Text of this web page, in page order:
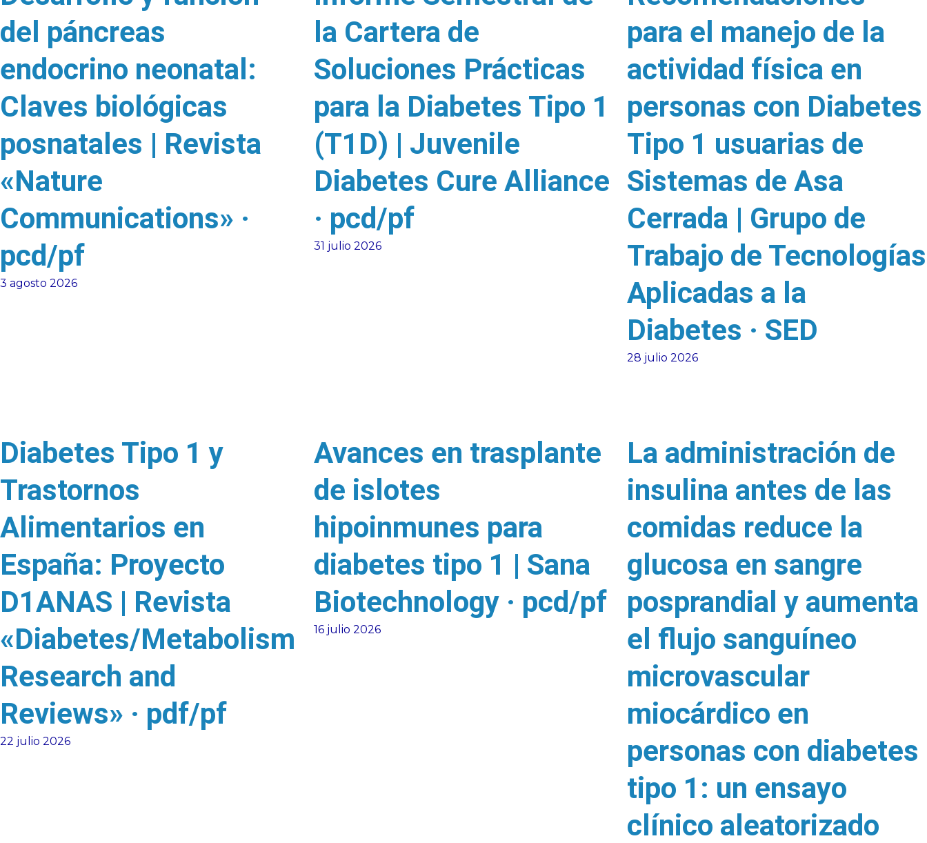
del páncreas
endocrino neonatal:
Claves biológicas
posnatales | Revista
«Nature
Communications» ·
pcd/pf
3 agosto 2026
la Cartera de
Soluciones Prácticas
para la Diabetes Tipo 1
(T1D) | Juvenile
Diabetes Cure Alliance
· pcd/pf
31 julio 2026
para el manejo de la
actividad física en
personas con Diabetes
Tipo 1 usuarias de
Sistemas de Asa
Cerrada | Grupo de
Trabajo de Tecnologías
Aplicadas a la
Diabetes · SED
28 julio 2026
Diabetes Tipo 1 y
Trastornos
Alimentarios en
España: Proyecto
D1ANAS | Revista
«Diabetes/Metabolism
Research and
Reviews» · pdf/pf
22 julio 2026
Avances en trasplante
de islotes
hipoinmunes para
diabetes tipo 1 | Sana
Biotechnology · pcd/pf
16 julio 2026
La administración de
insulina antes de las
comidas reduce la
glucosa en sangre
posprandial y aumenta
el flujo sanguíneo
microvascular
miocárdico en
personas con diabetes
tipo 1: un ensayo
clínico aleatorizado